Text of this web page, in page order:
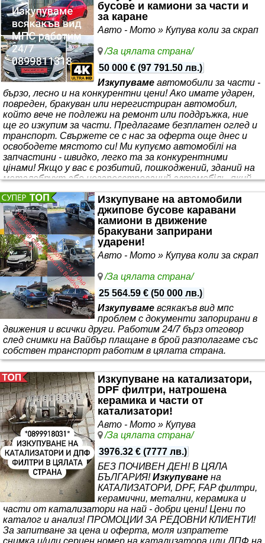
бусове и камиони за части и
за каране
Авто - Мото » Купува коли за скрап
/За цялата страна/
50 000 € (97 791.50 лв.)
Изкупуваме автомобили за части -
бързо, лесно и на конкурентни цени! Ако имате ударен,
повреден, бракуван или нерегистриран автомобил,
който вече не подлежи на ремонт или поддръжка, ние
ще го изкупим за части. Предлагаме безплатен оглед и
транспорт. Свържете се с нас за оферта още днес и
освободете мястото си! Ми купуємо автомобілі на
запчастини - швидко, легко та за конкурентними
цінами! Якщо у вас є розбитий, пошкоджений, зданий на
металобрухт або незареєстрований автомобіль, який
купимо його на запчастини. Ми пропонуємо
безкоштовний огляд та
Изкупуване на автомобили
джипове бусове каравани
камиони в движение
бракувани заприрани
ударени!
Авто - Мото » Купува коли за скрап
/За цялата страна/
25 564.59 € (50 000 лв.)
Изкупуваме всякакъв вид мпс
проблем с документи запорирани в
движения и всички други. Работим 24/7 бърз отговор
след снимки на Вайбър плащане в брой разполагаме със
собствен транспорт работим в цялата страна.
Изкупуване на катализатори,
DPF филтри, натрошена
керамика и части от
катализатори!
Авто - Мото » Купува
/За цялата страна/
3976.32 € (7777 лв.)
БЕЗ ПОЧИВЕН ДЕН! В ЦЯЛА
БЪЛГАРИЯ!Изкупуване на
КАТАЛИЗАТОРИ, DPF, FAP филтри,
керамични, метални, керамика и
части от катализатори на най - добри цени! Цени по
каталог и анализ! ПРОМОЦИИ ЗА РЕДОВНИ КЛИЕНТИ!
За запитване за цена и оферта, моля изпратете
снимка и/или сериен номер на катализатора или ДПФ на